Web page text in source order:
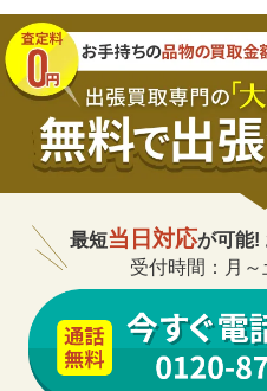
最短当日対応が可能!
受付時間：月